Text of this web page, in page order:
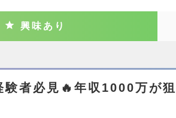
興味あり
者必見🔥年収1000万が